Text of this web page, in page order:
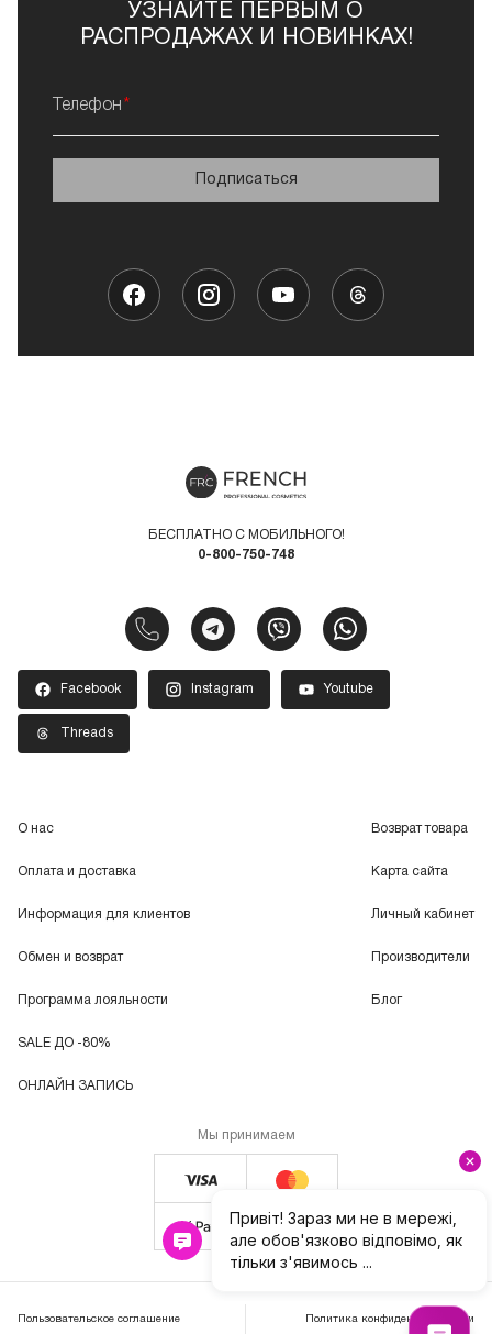
УЗНАЙТЕ ПЕРВЫМ О
РАСПРОДАЖАХ И НОВИНКАХ!
Телефон
Подписаться
БЕСПЛАТНО С МОБИЛЬНОГО!
0-800-750-748
Facebook Instagram Youtube
Threads
О нас
Оплата и доставка
Информация для клиентов
Обмен и возврат
Программа лояльности
SALE ДО -80%
ОНЛАЙН ЗАПИСЬ
Возврат товара
Карта сайта
Личный кабинет
Производители
Блог
Мы принимаем
Пользовательское соглашение Политика конфиденциальности